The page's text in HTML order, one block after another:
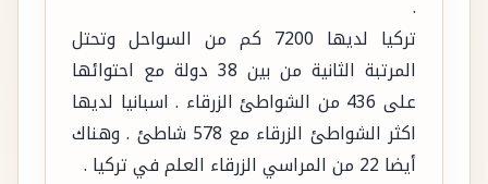
.
تركيا لديها 7200 كم من السواحل وتحتل
المرتبة الثانية من بين 38 دولة مع احتوائها
على 436 من الشواطئ الزرقاء . اسبانيا لديها
اكثر الشواطئ الزرقاء مع 578 شاطئ . وهناك
أيضا 22 من المراسي الزرقاء العلم في تركيا .